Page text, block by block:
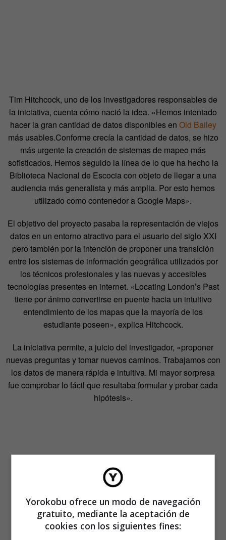
Tim Hitchcock, uno de los investigadores responsables de
la iniciativa, cuenta cómo nació la idea. «Hemos intentado
hacer la gran cantidad de datos disponibles en Old Bailey
más usables.Conforme crecía la cantidad de datos, se hizo
más urgente la creación de sistemas de mapeo más
sofisticados. Hemos seguido la línea de lo que ha hecho la
Biblioteca Nacional de Escocia con objeto de llegar a una
audiencia más generalista y más amplia. Por esto hemos
utilizado como contenedor a Google Maps».
El objetivo del proyecto pasaba la representación de viejos
datos en un entorno atractivo para el usuario del siglo XXI
pero también por la intención de proponer una transición
entre los sistemas de información geográfica utilizados por
los técnicos profesionales y las nuevas y accesibles
tecnologías presentes en internet. «Locating London’s Past
tiene por ánimo convertirse en puente hacia un intuitivo
entendimiento de los mapas que la mayoría de los
estudiante poseen», explica Hitchcock.
La iniciativa permite, a juicio del investigador, «proponer
nuevas preguntas y tomar nuevos caminos. Trabajamos con
los datos de manera rápida e intuitiva. Mi mayor sorpresa
fue comprobar lo fácil que resultaba formular y probar cada
hipótesis».
Yorokobu ofrece un modo de navegación
gratuito, mediante la aceptación de
cookies con los siguientes fines: